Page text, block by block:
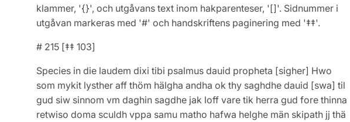
klammer, '{}', och utgåvans text inom hakparenteser, '[]'. Sidnummer i
utgåvan markeras med '#' och handskriftens paginering med '‡‡'.
# 215 [‡‡ 103]
Species in die laudem dixi tibi psalmus dauid propheta [sigher] Hwo
som mykit lysther aff thöm hälgha andha ok thy saghdhe dauid [swa] til
gud siw sinnom vm daghin sagdhe jak loff vare tik herra gud fore thinna
retwiso doma sculdh vppa samu matho hafwa helghe män skipath jj thä